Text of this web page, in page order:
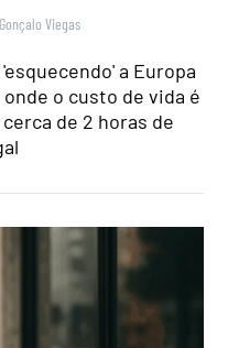
Gonçalo Viegas
a Europa
o custo de vida é
de 2 horas de